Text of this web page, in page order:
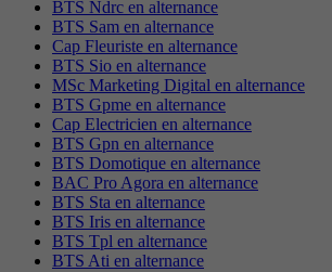
BTS Ndrc en alternance
BTS Sam en alternance
Cap Fleuriste en alternance
BTS Sio en alternance
MSc Marketing Digital en alternance
BTS Gpme en alternance
Cap Electricien en alternance
BTS Gpn en alternance
BTS Domotique en alternance
BAC Pro Agora en alternance
BTS Sta en alternance
BTS Iris en alternance
BTS Tpl en alternance
BTS Ati en alternance